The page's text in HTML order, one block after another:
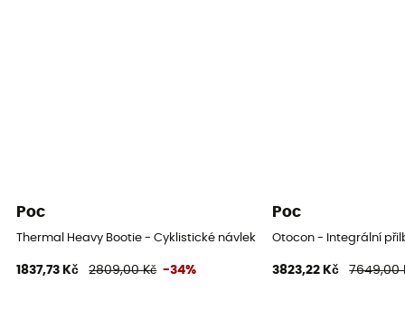
Poc
Thermal Heavy Bootie - Cyklistické návleky na boty
1837,73 Kč 2809,00 Kč -34%
Poc
Otocon - Integrální
3823,22 Kč 7649,00